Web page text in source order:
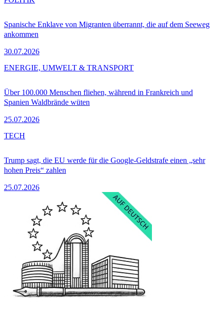
Spanische Enklave von Migranten überrannt, die auf dem Seeweg
ankommen
30.07.2026
Über 100.000 Menschen fliehen, während in Frankreich und
Spanien Waldbrände wüten
25.07.2026
ENERGIE, UMWELT & TRANSPORT
Trump sagt, die EU werde für die Google-Geldstrafe einen „sehr
hohen Preis“ zahlen
25.07.2026
TECH